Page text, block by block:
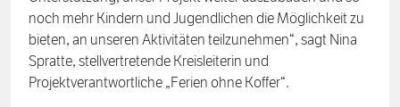
noch mehr Kindern und Jugendlichen die Möglichkeit zu
bieten, an unseren Aktivitäten teilzunehmen“, sagt Nina
Spratte, stellvertretende Kreisleiterin und
Projektverantwortliche „Ferien ohne Koffer“.